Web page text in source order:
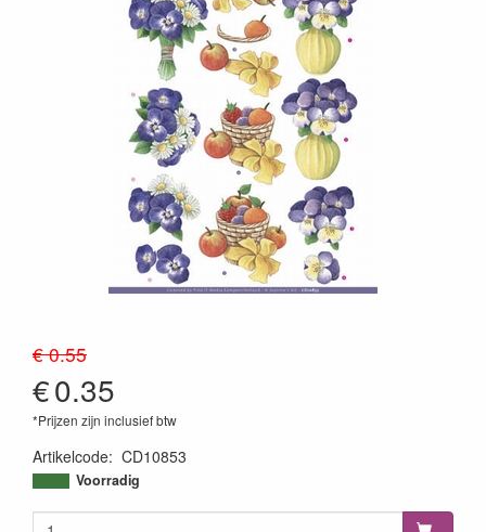
€ 0.55
€0.35
*Prijzen zijn inclusief btw
Artikelcode: CD10853
8718715038257
Voorradig